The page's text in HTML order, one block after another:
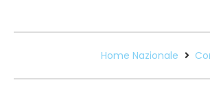
Home Nazionale